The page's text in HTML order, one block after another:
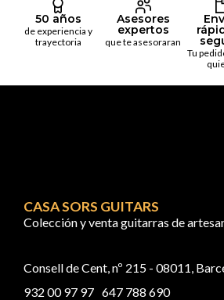
50 años
de experiencia y
trayectoria
Asesores
expertos
que te asesoraran
Tu
CASA SORS GUITARS
Colección y venta guitarras de
Consell de Cent, nº 215 - 08011,
932 00 97 97 647 788 690